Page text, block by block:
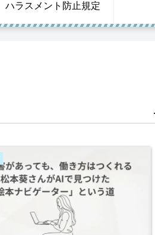
ハラスメント防止規定